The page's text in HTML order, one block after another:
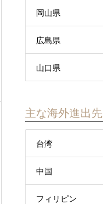
岡山県
広島県
山口県
主な海外進出先
台湾
中国
フィリピン